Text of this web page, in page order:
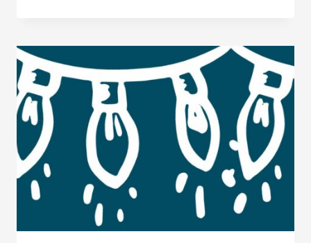
TRANSACTION
CADRE
DE
L’ACTION
COLLECTIVE
SUR
LES
FRAIS
EXIGÉS
AUX
PARENTS